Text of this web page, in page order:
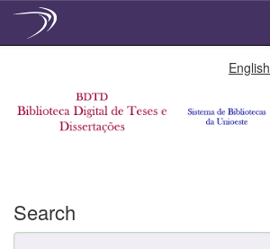
English
Search